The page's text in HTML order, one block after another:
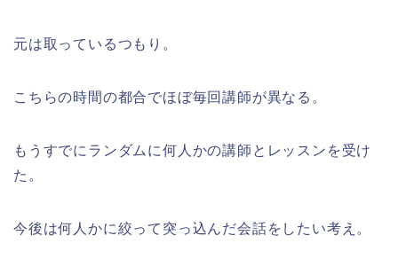
元は取っているつもり。
こちらの時間の都合でほぼ毎回講師が異なる。
もうすでにランダムに何人かの講師とレッスンを受け
た。
今後は何人かに絞って突っ込んだ会話をしたい考え。